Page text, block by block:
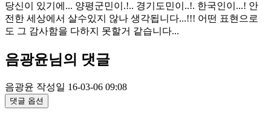
당신이 있기에... 양평군민이.!.. 경기도민이..!. 한국인이...! 안
전한 세상에서 살수있지 않나 생각됩니다...!!! 어떤 표현으로
도 그 감사함을 다하지 못할거 같습니다...
음광윤님의 댓글
음광윤 작성일 16-03-06 09:08
댓글 옵션